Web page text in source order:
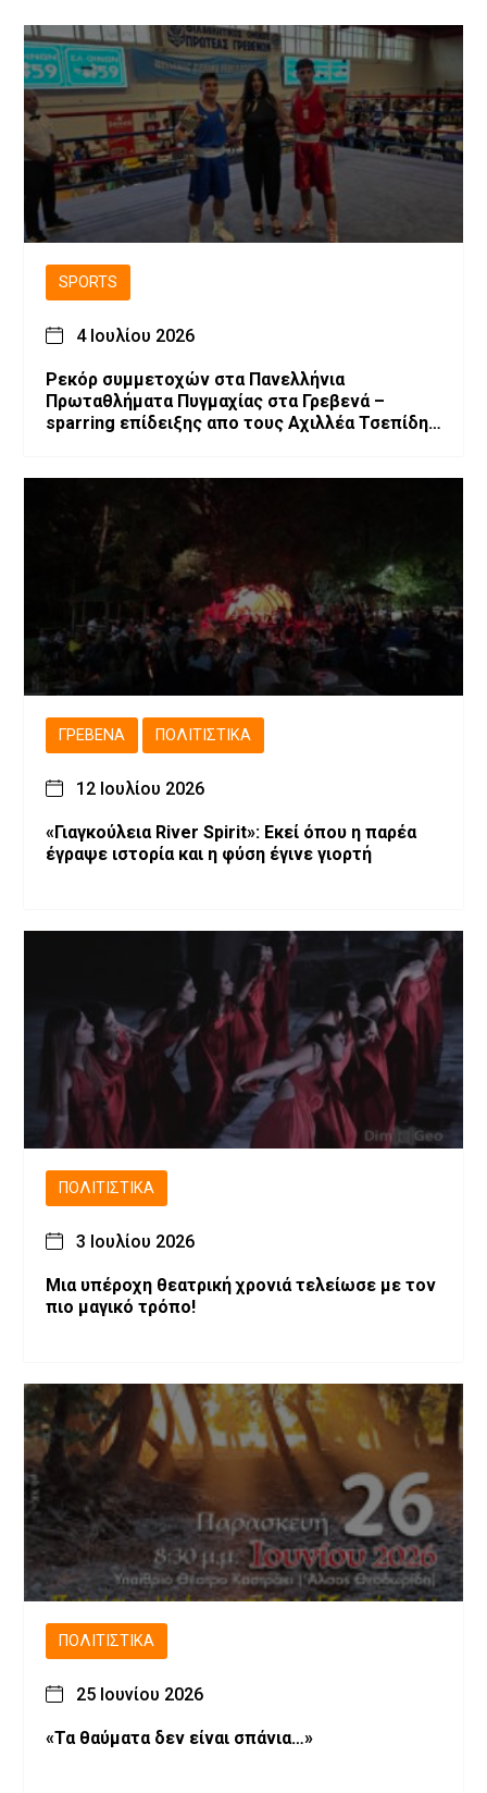
SPORTS
4 Ιουλίου 2026
Ρεκόρ συμμετοχών στα Πανελλήνια
Πρωταθλήματα Πυγμαχίας στα Γρεβενά –
sparring επίδειξης απο τους Αχιλλέα Τσεπίδη
ΓΡΕΒΕΝΆ ΠΟΛΙΤΙΣΤΙΚΆ
12 Ιουλίου 2026
«Γιαγκούλεια River Spirit»: Εκεί όπου η παρέα
έγραψε ιστορία και η φύση έγινε γιορτή
ΠΟΛΙΤΙΣΤΙΚΆ
3 Ιουλίου 2026
Μια υπέροχη θεατρική χρονιά τελείωσε με τον
πιο μαγικό τρόπο!
ΠΟΛΙΤΙΣΤΙΚΆ
25 Ιουνίου 2026
«Τα θαύματα δεν είναι σπάνια…»